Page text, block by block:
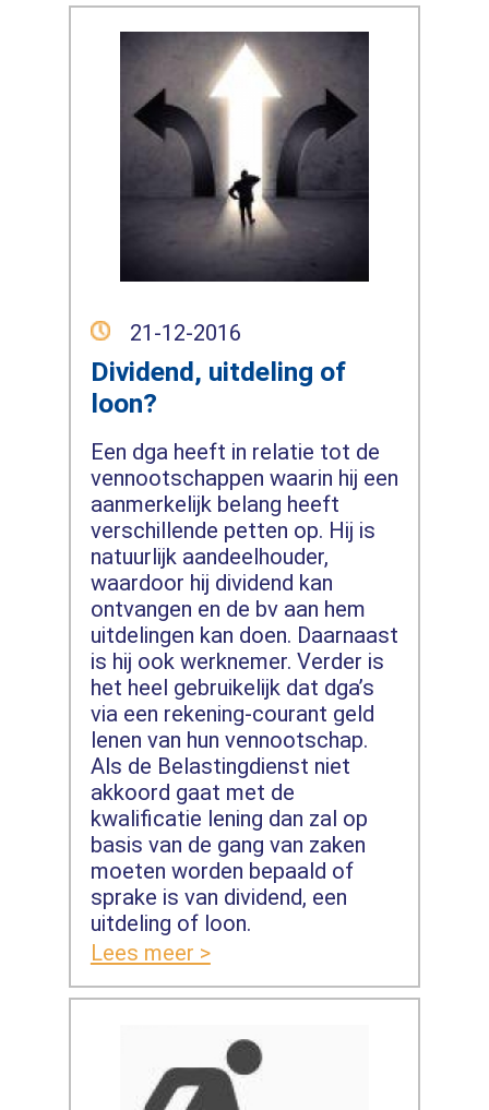
21-12-2016
Dividend, uitdeling of
loon?
Een dga heeft in relatie tot de
vennootschappen waarin hij een
aanmerkelijk belang heeft
verschillende petten op. Hij is
natuurlijk aandeelhouder,
waardoor hij dividend kan
ontvangen en de bv aan hem
uitdelingen kan doen. Daarnaast
is hij ook werknemer. Verder is
het heel gebruikelijk dat dga’s
via een rekening-courant geld
lenen van hun vennootschap.
Als de Belastingdienst niet
akkoord gaat met de
kwalificatie lening dan zal op
basis van de gang van zaken
moeten worden bepaald of
sprake is van dividend, een
uitdeling of loon.
Lees meer >